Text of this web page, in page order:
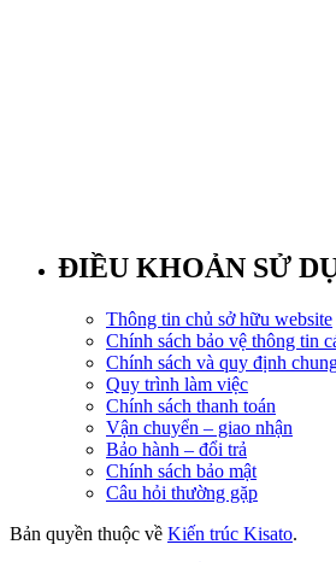
ĐIỀU KHOẢN SỬ
Thông tin chủ sở hữu website
Chính sách bảo vệ thông tin
Chính sách và quy định
Quy trình làm việc
Chính sách thanh toán
Vận chuyển – giao nhận
Bảo hành – đổi trả
Chính sách bảo mật
Câu hỏi thường gặp
Bản quyền thuộc về Kiến trúc Kisato.